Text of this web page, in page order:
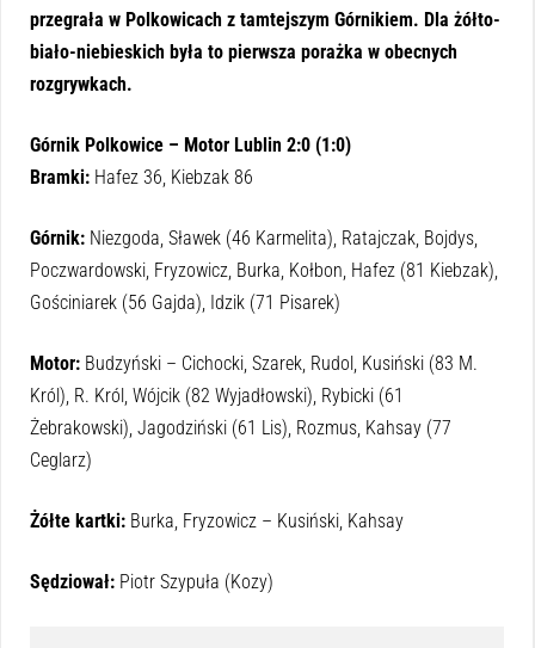
przegrała w Polkowicach z tamtejszym Górnikiem. Dla żółto-
biało-niebieskich była to pierwsza porażka w obecnych
rozgrywkach.
Górnik Polkowice – Motor Lublin 2:0 (1:0)
Bramki: Hafez 36, Kiebzak 86
Górnik: Niezgoda, Sławek (46 Karmelita), Ratajczak, Bojdys,
Poczwardowski, Fryzowicz, Burka, Kołbon, Hafez (81 Kiebzak),
Gościniarek (56 Gajda), Idzik (71 Pisarek)
Motor: Budzyński – Cichocki, Szarek, Rudol, Kusiński (83 M.
Król), R. Król, Wójcik (82 Wyjadłowski), Rybicki (61
Żebrakowski), Jagodziński (61 Lis), Rozmus, Kahsay (77
Ceglarz)
Żółte kartki: Burka, Fryzowicz – Kusiński, Kahsay
Sędziował: Piotr Szypuła (Kozy)